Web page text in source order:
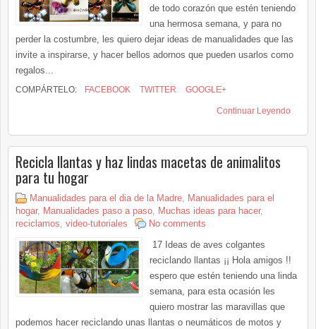
de todo corazón que estén teniendo
una hermosa semana, y para no
perder la costumbre, les quiero dejar ideas de manualidades que las
invite a inspirarse, y hacer bellos adornos que pueden usarlos como
regalos...
COMPÁRTELO: FACEBOOK TWITTER GOOGLE+
Continuar Leyendo
Recicla llantas y haz lindas macetas de animalitos
para tu hogar
Manualidades para el dia de la Madre Manualidades para el
hogar, Manualidades paso a paso Muchas ideas para hacer,
reciclamos video-tutoriales
No comments
17 Ideas de aves colgantes
reciclando llantas ¡¡ Hola amigos !!
espero que estén teniendo una linda
semana, para esta ocasión les
quiero mostrar las maravillas que
podemos hacer reciclando unas llantas o neumáticos de motos y